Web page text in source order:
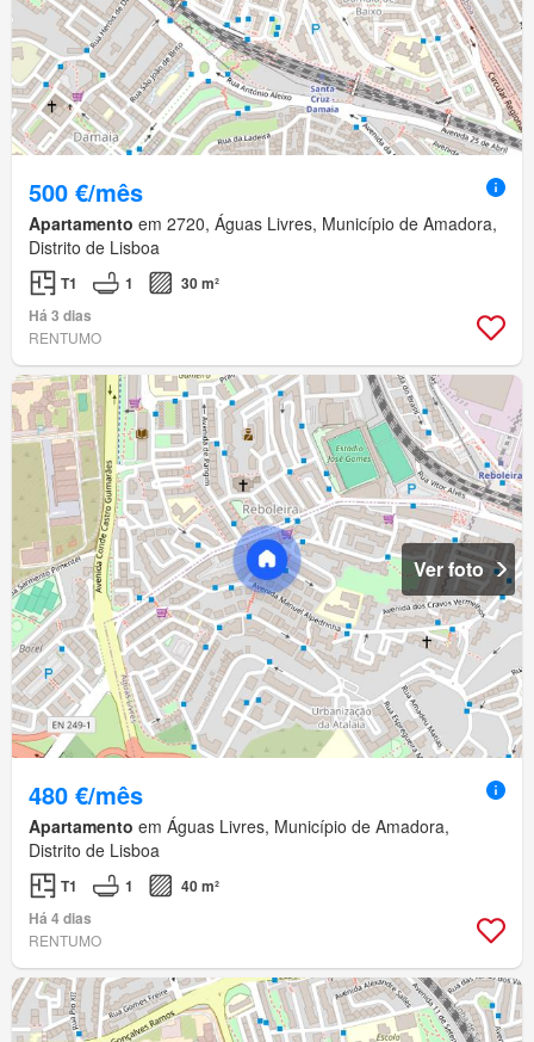
500 €/mês
Apartamento em 2720, Águas Livres, Município de Amadora,
Distrito de Lisboa
T1 1
30 m²
Há 3 dias
RENTUMO
Ver foto
480 €/mês
Apartamento em Águas Livres, Município de Amadora,
Distrito de Lisboa
T1 1
40 m²
Há 4 dias
RENTUMO